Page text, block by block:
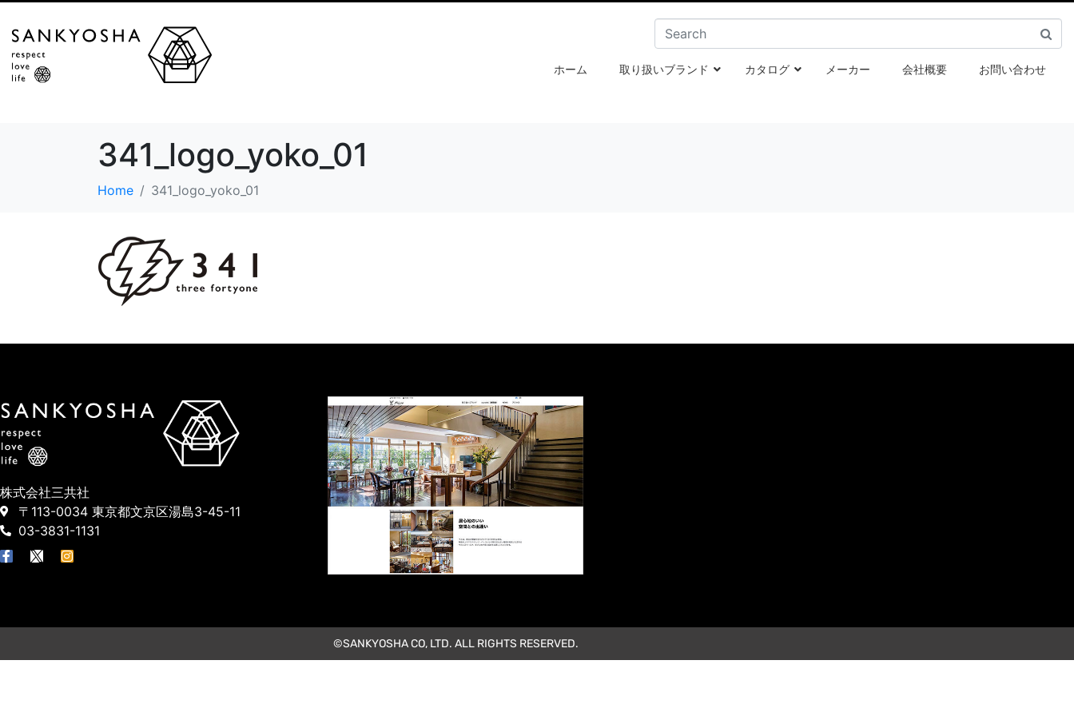
ホーム 取り扱いブランド カタログ メーカー 会社概要 お問い合わせ
341_logo_yoko_01
Home 341_logo_yoko_01
株式会社三共社
〒113-0034 東京都文京区湯島3-45-11
03-3831-1131
©SANKYOSHA CO, LTD. ALL RIGHTS RESERVED.